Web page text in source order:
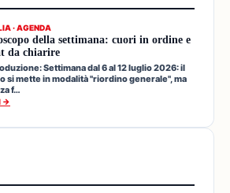
· AGENDA
della settimana: cuori in ordine e
da chiarire
Settimana dal 6 al 12 luglio 2026: il
si mette in modalità "riordino generale", ma
f…
→